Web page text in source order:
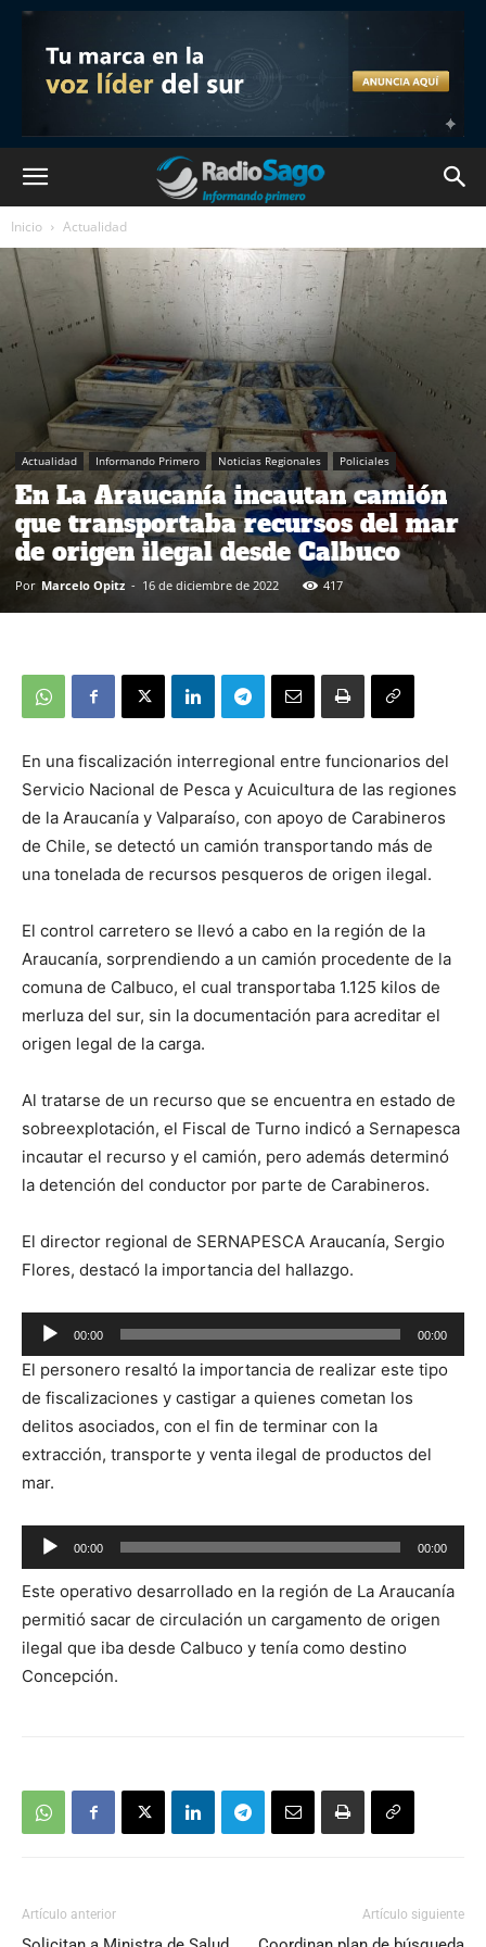
Inicio Actualidad
Actualidad Informando Primero Noticias Regionales Policiales
En La Araucanía incautan camión
que transportaba recursos del mar
de origen ilegal desde Calbuco
Por Marcelo Opitz - 16 de diciembre de 2022 417
En una fiscalización interregional entre funcionarios del
Servicio Nacional de Pesca y Acuicultura de las regiones
de la Araucanía y Valparaíso, con apoyo de Carabineros
de Chile, se detectó un camión transportando más de
una tonelada de recursos pesqueros de origen ilegal.
El control carretero se llevó a cabo en la región de la
Araucanía, sorprendiendo a un camión procedente de la
comuna de Calbuco, el cual transportaba 1.125 kilos de
merluza del sur, sin la documentación para acreditar el
origen legal de la carga.
Al tratarse de un recurso que se encuentra en estado de
sobreexplotación, el Fiscal de Turno indicó a Sernapesca
incautar el recurso y el camión, pero además determinó
la detención del conductor por parte de Carabineros.
El director regional de SERNAPESCA Araucanía, Sergio
Flores, destacó la importancia del hallazgo.
Reproductor
de
audio
00:00 00:00
El personero resaltó la importancia de realizar este tipo
de fiscalizaciones y castigar a quienes cometan los
delitos asociados, con el fin de terminar con la
extracción, transporte y venta ilegal de productos del
mar.
Reproductor
de
audio
00:00 00:00
Este operativo desarrollado en la región de La Araucanía
permitió sacar de circulación un cargamento de origen
ilegal que iba desde Calbuco y tenía como destino
Concepción.
Artículo anterior Artículo siguiente